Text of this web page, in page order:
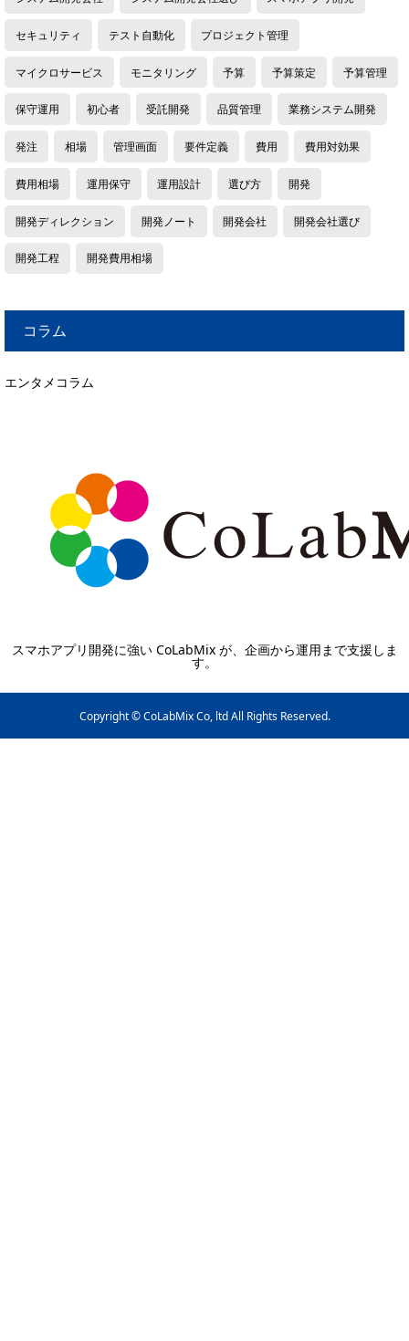
セキュリティ テスト自動化 プロジェクト管理
マイクロサービス モニタリング 予算 予算策定 予算管理
保守運用 初心者 受託開発 品質管理 業務システム開発
発注 相場 管理画面 要件定義 費用 費用対効果
費用相場 運用保守 運用設計 選び方 開発
開発ディレクション 開発ノート 開発会社 開発会社選び
開発工程 開発費用相場
コラム
エンタメコラム
スマホアプリ開発に強い CoLabMix が、企画から運用まで支援しま
す。
Copyright © CoLabMix Co, ltd All Rights Reserved.